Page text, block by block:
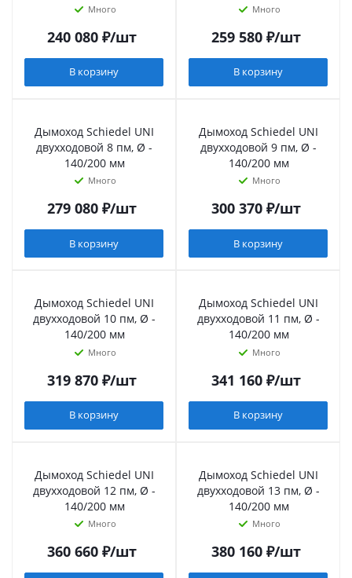
Много
240 080₽/шт
В корзину
Много
259 580₽/шт
В корзину
Дымоход Schiedel UNI
двухходовой 8 пм, Ø -
140/200 мм
Много
279 080₽/шт
В корзину
Дымоход Schiedel UNI
двухходовой 9 пм, Ø -
140/200 мм
Много
300 370₽/шт
В корзину
Дымоход Schiedel UNI
двухходовой 10 пм, Ø -
140/200 мм
Много
319 870₽/шт
В корзину
Дымоход Schiedel UNI
двухходовой 11 пм, Ø -
140/200 мм
Много
341 160₽/шт
В корзину
Дымоход Schiedel UNI
двухходовой 12 пм, Ø -
140/200 мм
Много
360 660₽/шт
Дымоход Schiedel UNI
двухходовой 13 пм, Ø -
140/200 мм
Много
380 160₽/шт